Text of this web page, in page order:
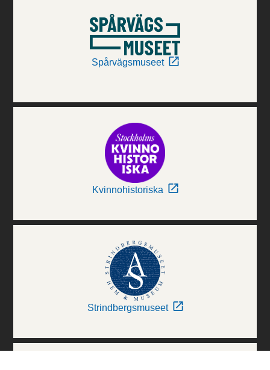
Spårvägsmuseet
Kvinnohistoriska
Strindbergsmuseet